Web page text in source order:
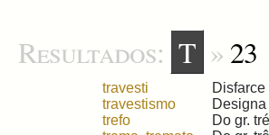
Resultados: T » 23
travesti
travestismo
trefo
Do gr.